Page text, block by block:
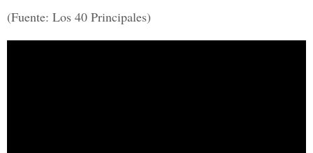
(Fuente: Los 40 Principales)